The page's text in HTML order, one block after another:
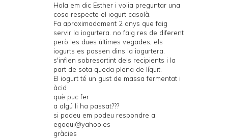
i
e
n
d
l
y
a
n
Hola em dic Esther i volia preguntar una
cosa respecte el iogurt casolà.
Fa aproximadament 2 anys que faig
servir la iogurtera. no faig res de diferent
però les dues últimes vegades, els
iogurts es passen dins la iogurtera.
s'inflen sobresortint dels recipients i la
part de sota queda plena de líquit.
El iogurt té un gust de massa fermentat i
àcid
què puc fer
a algú li ha passat???
si podeu em podeu respondre a:
egoqui@yahoo.es
gràcies